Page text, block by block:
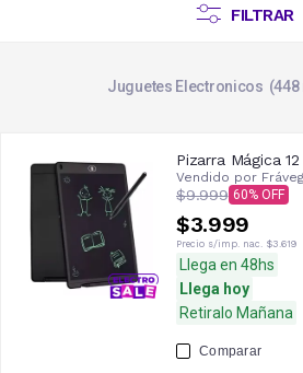
FILTRAR
Juguetes Electronicos 448
Pizarra Mágica
Vendido por
$9.999 60
$3.999
Precio s/imp. nac. $3.619
Llega en 48hs
Llega hoy
Retiralo Mañana
Comparar